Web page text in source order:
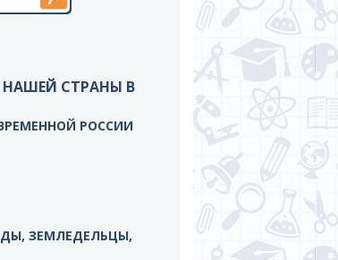
НАШЕЙ СТРАНЫ В
РОССИИ
ЗЕМЛЕДЕЛЬЦЫ,